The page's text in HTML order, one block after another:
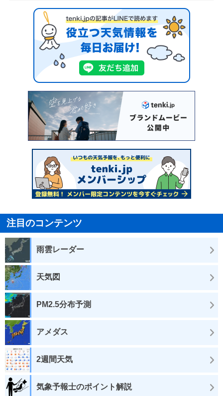
注目のコンテンツ
雨雲レーダー
天気図
PM2.5分布予測
アメダス
2週間天気
気象予報士のポイント解説